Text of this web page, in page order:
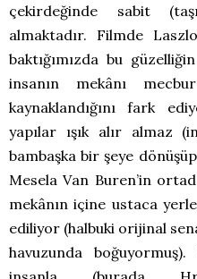
çekirdeğinde sabit
almaktadır. Filmde
baktığımızda bu
insanın mekânı
kaynaklandığını fark
yapılar ışık alır almaz
bambaşka bir şeye
Mesela Van Buren’in
mekânın içine ustaca
ediliyor (halbuki orijinal
havuzunda boğuyormuş).